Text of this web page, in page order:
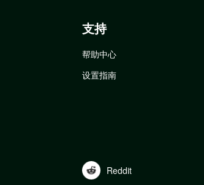
支持
帮助中心
设置指南
Reddit